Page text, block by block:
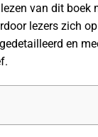
van dit boek
lezers zich
en